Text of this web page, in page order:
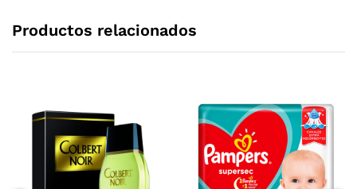
Productos relacionados